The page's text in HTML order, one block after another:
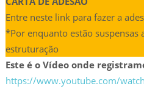
Entre neste link para fazer a
*Por enquanto estão suspensas
estruturação
Este é o Vídeo onde
https://www.youtube.com/